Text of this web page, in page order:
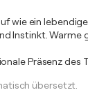
wie ein
Instinkt.
Präsenz
übersetzt.